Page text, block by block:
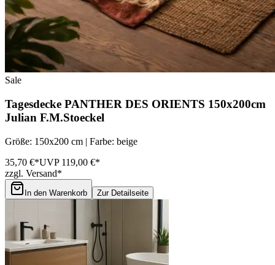
Sale
Tagesdecke PANTHER DES ORIENTS 150x200cm
Julian F.M.Stoeckel
Größe: 150x200 cm | Farbe: beige
35,70 €*UVP 119,00 €*
zzgl. Versand*
In den Warenkorb Zur Detailseite